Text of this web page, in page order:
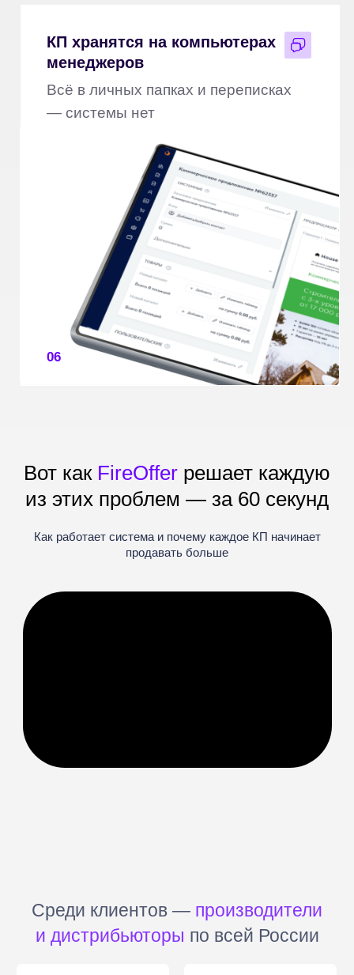
06
FireOfferрешает каждую
из этих проблем — за 60 секунд
Как работает система и почему каждое КП начинает
продавать больше
Среди клиентов — производители